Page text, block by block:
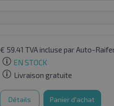
€ 59.41 TVA incluse par Auto-
EN STOCK
Livraison gratuite
Détails Panier d'achat